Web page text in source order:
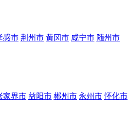
感市 荆州市 黄冈市 咸宁市 随州市
家界市 益阳市 郴州市 永州市 怀化市